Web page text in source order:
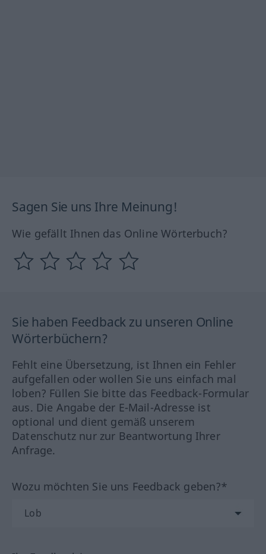
Sagen Sie uns Ihre Meinung!
Wie gefällt Ihnen das Online Wörterbuch?
Sie haben Feedback zu unseren Online
Wörterbüchern?
Fehlt eine Übersetzung, ist Ihnen ein Fehler
aufgefallen oder wollen Sie uns einfach mal
loben? Füllen Sie bitte das Feedback-Formular
aus. Die Angabe der E-Mail-Adresse ist
optional und dient gemäß unserem
Datenschutz nur zur Beantwortung Ihrer
Anfrage.
Wozu möchten Sie uns Feedback geben?*